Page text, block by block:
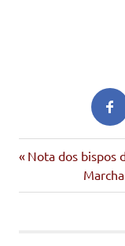
de
Entrada
Nota dos bispos